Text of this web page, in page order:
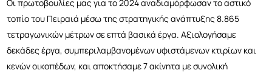
Οι πρωτοβουλίες μας για το 2024 αναδιαμόρφωσαν το αστικό
τοπίο του Πειραιά μέσω της στρατηγικής ανάπτυξης 8.865
τετραγωνικών μέτρων σε επτά βασικά έργα. Αξιολογήσαμε
δεκάδες έργα, συμπεριλαμβανομένων υφιστάμενων κτιρίων και
κενών οικοπέδων, και αποκτήσαμε 7 ακίνητα με συνολική